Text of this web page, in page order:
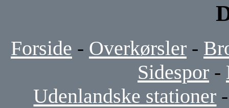
Forside - Overkørsler -
Sidespor -
Udenlandske stationer